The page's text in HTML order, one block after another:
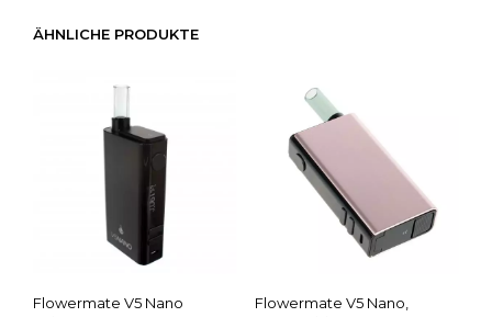
ÄHNLICHE PRODUKTE
Flowermate V5 Nano
Flowermate V5 Nano,